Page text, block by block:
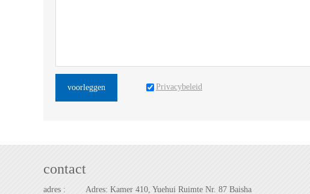
voorleggen Privacybeleid
contact
adres : Adres: Kamer 410, Yuehui Ruimte Nr. 87 Baisha